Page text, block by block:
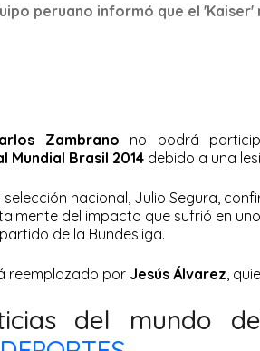
peruano informó que el
Zambrano no podrá
Mundial Brasil 2014 debido a una
nacional, Julio Segura,
del impacto que sufrió en
de la Bundesliga.
reemplazado por Jesús Álvarez ,
del mundo